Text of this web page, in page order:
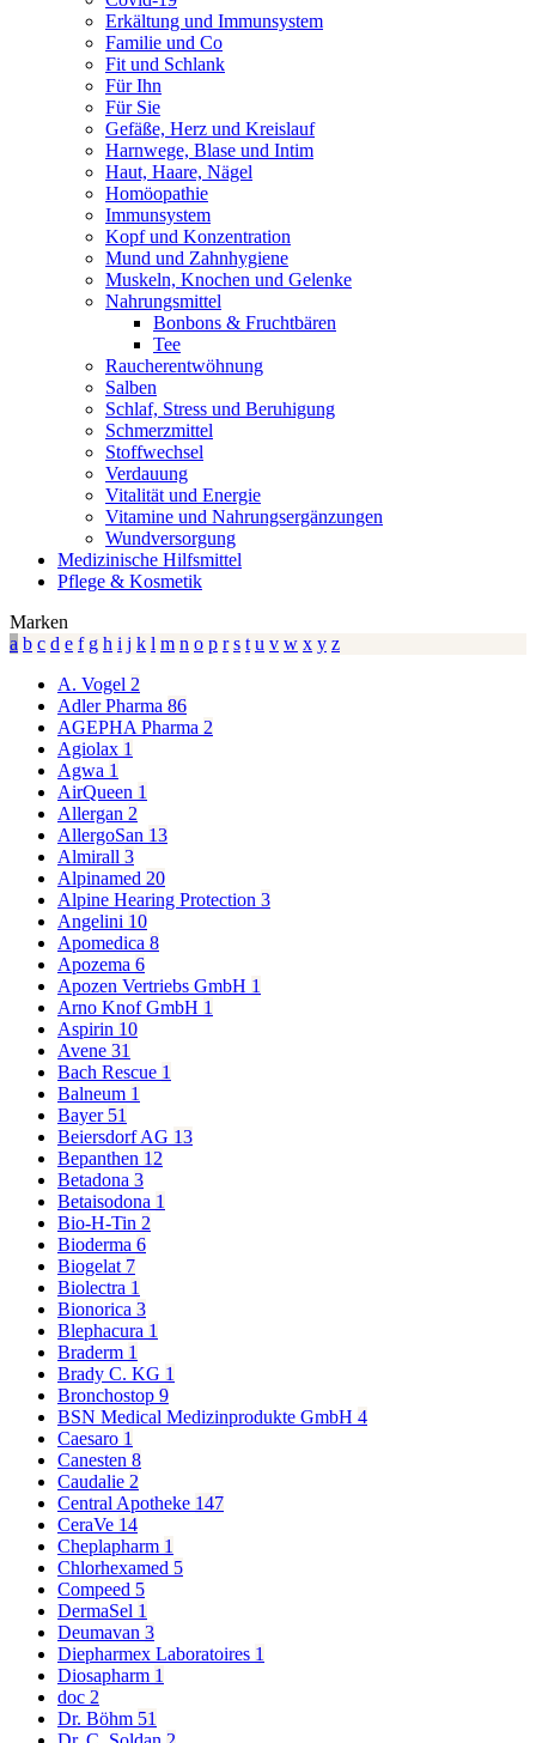
Erkältung und Immunsystem
Familie und Co
Fit und Schlank
Für Ihn
Für Sie
Gefäße, Herz und Kreislauf
Harnwege, Blase und Intim
Haut, Haare, Nägel
Homöopathie
Immunsystem
Kopf und Konzentration
Mund und Zahnhygiene
Muskeln, Knochen und Gelenke
Nahrungsmittel
Bonbons & Fruchtbären
Tee
Raucherentwöhnung
Salben
Schlaf, Stress und Beruhigung
Schmerzmittel
Stoffwechsel
Verdauung
Vitalität und Energie
Vitamine und Nahrungsergänzungen
Wundversorgung
Medizinische Hilfsmittel
Pflege & Kosmetik
Marken
a b c d e f g h i j k l m n o p r s t u v w x y z
A. Vogel 2
Adler Pharma 86
AGEPHA Pharma 2
Agiolax 1
Agwa 1
AirQueen 1
Allergan 2
AllergoSan 13
Almirall 3
Alpinamed 20
Alpine Hearing Protection 3
Angelini 10
Apomedica 8
Apozema 6
Apozen Vertriebs GmbH 1
Arno Knof GmbH 1
Aspirin 10
Avene 31
Bach Rescue 1
Balneum 1
Bayer 51
Beiersdorf AG 13
Bepanthen 12
Betadona 3
Betaisodona 1
Bio-H-Tin 2
Bioderma 6
Biogelat 7
Biolectra 1
Bionorica 3
Blephacura 1
Braderm 1
Brady C. KG 1
Bronchostop 9
BSN Medical Medizinprodukte GmbH 4
Caesaro 1
Canesten 8
Caudalie 2
Central Apotheke 147
CeraVe 14
Cheplapharm 1
Chlorhexamed 5
Compeed 5
DermaSel 1
Deumavan 3
Diepharmex Laboratoires 1
Diosapharm 1
doc 2
Dr. Böhm 51